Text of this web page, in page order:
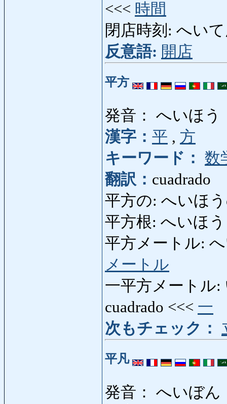
<<< 時間
閉店時刻: へい
反意語: 開店
平方
発音： へいほう
漢字： 平 , 方
キーワード： 数
翻訳： cuadrado
平方の: へいほう
平方根: へいほ
平方メートル:
メートル
一平方メートル:
cuadrado <<< 一
次もチェック：
平凡
発音： へいぼん